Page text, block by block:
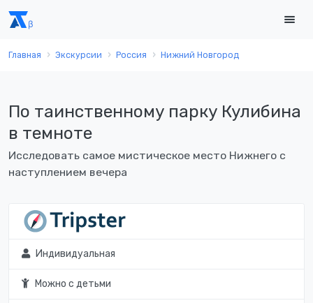
Главная Экскурсии Россия Нижний Новгород
По таинственному парку Кулибина
в темноте
Исследовать самое мистическое место Нижнего с
наступлением вечера
Индивидуальная
Можно с детьми